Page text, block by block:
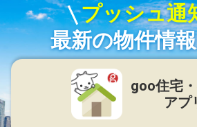
プッシュ通
最新の物件情
goo住宅
アプ